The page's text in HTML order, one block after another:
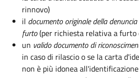
rinnovo)
il documento originale della
furto(per richiesta relativa a furto
un valido documento di
in caso di rilascio o se la carta
non è più idonea